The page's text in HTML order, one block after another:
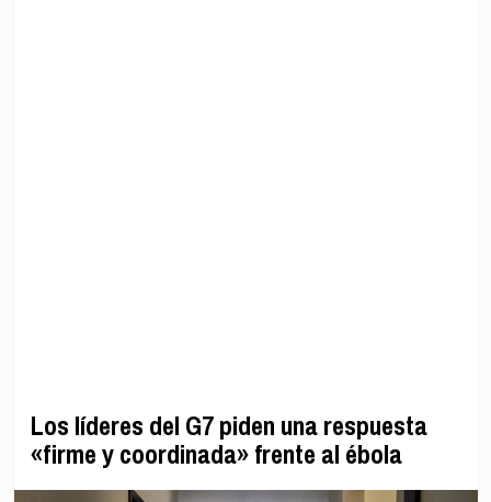
Los líderes del G7 piden una respuesta
«firme y coordinada» frente al ébola